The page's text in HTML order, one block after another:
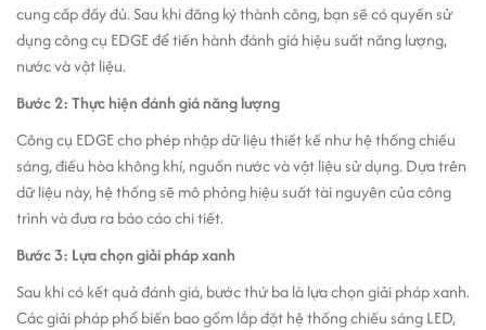
cung cấp đầy đủ. Sau khi đăng ký thành công, bạn sẽ có quyền sử
dụng công cụ EDGE để tiến hành đánh giá hiệu suất năng lượng,
nước và vật liệu.
Bước 2: Thực hiện đánh giá năng lượng
Công cụ EDGE cho phép nhập dữ liệu thiết kế như hệ thống chiếu
sáng, điều hòa không khí, nguồn nước và vật liệu sử dụng. Dựa trên
dữ liệu này, hệ thống sẽ mô phỏng hiệu suất tài nguyên của công
trình và đưa ra báo cáo chi tiết.
Bước 3: Lựa chọn giải pháp xanh
Sau khi có kết quả đánh giá, bước thứ ba là lựa chọn giải pháp xanh.
Các giải pháp phổ biến bao gồm lắp đặt hệ thống chiếu sáng LED,